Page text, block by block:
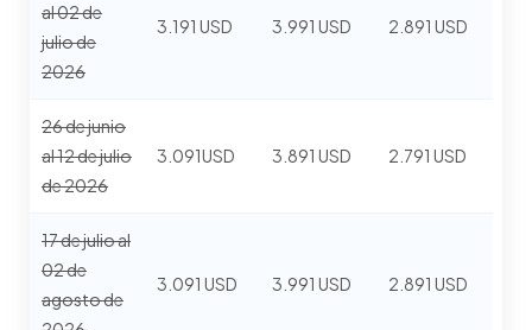
al 02 de
julio de
2026
3.191 USD 3.991 USD 2.891 USD
26 de junio
al 12 de julio
de 2026
3.091USD 3.891 USD 2.791 USD
17 de julio al
02 de
agosto de
3.091 USD 3.991 USD 2.891 USD